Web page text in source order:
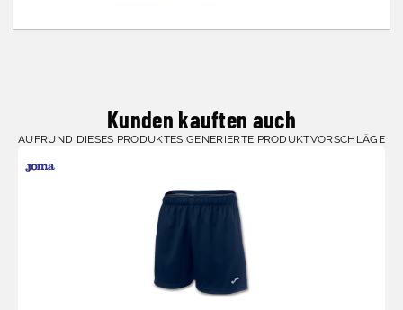
Kunden kauften auch
AUFRUND DIESES PRODUKTES GENERIERTE PRODUKTVORSCHLÄGE